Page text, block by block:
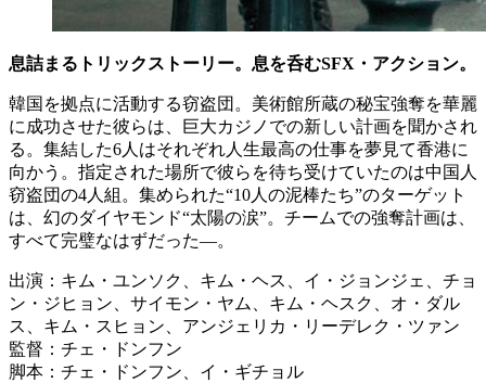
息詰まるトリックストーリー。息を呑むSFX・アクション。
韓国を拠点に活動する窃盗団。美術館所蔵の秘宝強奪を華麗
に成功させた彼らは、巨大カジノでの新しい計画を聞かされ
る。集結した6人はそれぞれ人生最高の仕事を夢見て香港に
向かう。指定された場所で彼らを待ち受けていたのは中国人
窃盗団の4人組。集められた“10人の泥棒たち”のターゲット
は、幻のダイヤモンド“太陽の涙”。チームでの強奪計画は、
すべて完璧なはずだった―。
出演：キム・ユンソク、キム・ヘス、イ・ジョンジェ、チョ
ン・ジヒョン、サイモン・ヤム、キム・ヘスク、オ・ダル
ス、キム・スヒョン、アンジェリカ・リーデレク・ツァン
監督：チェ・ドンフン
脚本：チェ・ドンフン、イ・ギチョル